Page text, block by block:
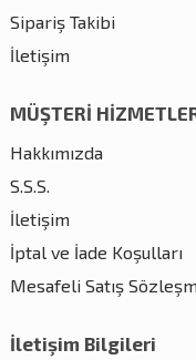
Sipariş Takibi
İletişim
MÜŞTERİ
Hakkımızda
S.S.S.
İletişim
İptal ve İade Koşulları
Mesafeli Satış
İletişim Bilgileri